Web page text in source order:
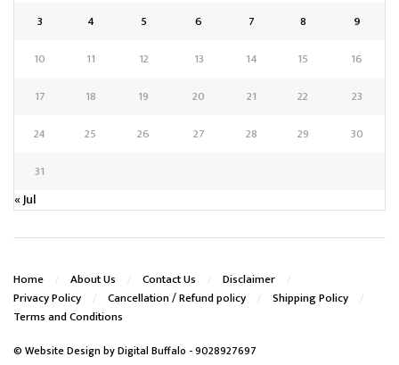
3
4 5 6 7 8
9
10
11 12 13 14 15
16
17
18 19 20 21 22
23
24
25 26 27 28 29
30
31
« Jul
Home About Us Contact Us
Disclaimer
Privacy Policy
Cancellation / Refund policy
Shipping Policy
Terms and Conditions
© Website Design byDigital Buffalo - 9028927697